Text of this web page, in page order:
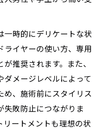
一時的にデリケートな状
ライヤーの使い方、専用
推奨されます。また、
ダメージレベルによって
め、施術前にスタイリス
失敗防止につながりま
リートメントも理想の状